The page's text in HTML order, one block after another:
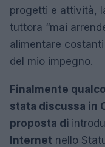
progetti e attività,
tuttora “mai
alimentare
del mio impegno.
Finalmente
stata discussa in
proposta di
Internet nello